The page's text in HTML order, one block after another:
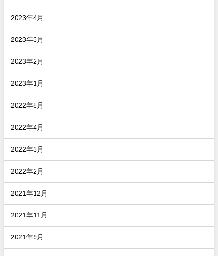
2023年4月
2023年3月
2023年2月
2023年1月
2022年5月
2022年4月
2022年3月
2022年2月
2021年12月
2021年11月
2021年9月